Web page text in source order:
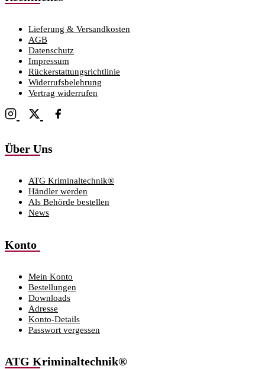
Lieferung & Versandkosten
AGB
Datenschutz
Impressum
Rückerstattungsrichtlinie
Widerrufsbelehrung
Vertrag widerrufen
Über Uns
ATG Kriminaltechnik®
Händler werden
Als Behörde bestellen
News
Konto
Mein Konto
Bestellungen
Downloads
Adresse
Konto-Details
Passwort vergessen
ATG Kriminaltechnik®